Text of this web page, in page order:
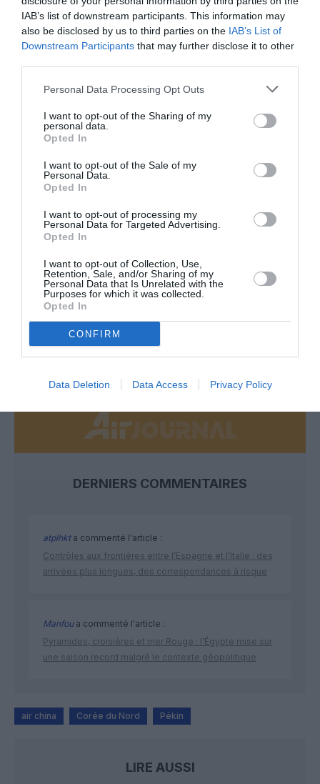
IAB’s list of downstream participants. This information may
also be disclosed by us to third parties on the IAB’s List of
Downstream Participants that may further disclose it to other
Personal Data Processing Opt Outs
I want to opt-out of the Sharing of my
personal data.
Opted In
I want to opt-out of the Sale of my
Personal Data.
Opted In
I want to opt-out of processing my
Personal Data for Targeted Advertising.
Opted In
I want to opt-out of Collection, Use,
Retention, Sale, and/or Sharing of my
Personal Data that Is Unrelated with the
Purposes for which it was collected.
Opted In
CONFIRM
Data Deletion Data Access Privacy Policy
Son fils et successeur Kim Jong-Il est lui aussi très
isolé puisqu’il est décédé le 17 décembre 2011. Il
paraîtrait même que depuis cette date il n’a plus
LAISSER UN COMMENTAIRE
Appel aux lecteurs !
Soutenez Air Journal participez
DERNIERS COMMENTAIRES
atplhkta commenté l'article :
Contrôles aux frontières entre l’Espagne et l’Italie : des
arrivées plus longues, des correspondances à risque
Manfoua commenté l'article :
Pyramides, croisières et mer Rouge : l’Égypte mise sur
une saison record malgré le contexte géopolitique
air china Corée du Nord Pékin
LIRE AUSSI